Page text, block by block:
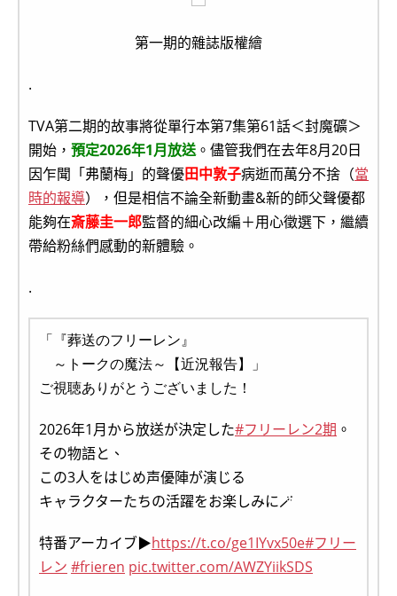
第一期的雜誌版權繪
.
TVA第二期的故事將從單行本第7集第61話＜封魔礦＞
開始， 預定2026年1月放送。儘管我們在去年8月20日
因乍聞「弗蘭梅」的聲優田中敦子病逝而萬分不捨（當
時的報導），但是相信不論全新動畫&新的師父聲優都
能夠在斎藤圭一郎監督的細心改編＋用心徵選下，繼續
帶給粉絲們感動的新體驗。
.
「『葬送のフリーレン』
～トークの魔法～【近況報告】」
ご視聴ありがとうございました！
2026年1月から放送が決定した#フリーレン2期 。
その物語と、
この3人をはじめ声優陣が演じる
キャラクターたちの活躍をお楽しみに🪄
特番アーカイブ▶https://t.co/ge1IYvx50e#フリー
レン #frieren pic.twitter.com/AWZYiikSDS